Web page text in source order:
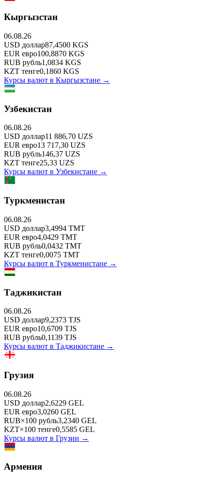
Кыргызстан
06.08.26
USD доллар87,4500 KGS
EUR евро100,8870 KGS
RUB рубль1,0834 KGS
KZT тенге0,1860 KGS
Курсы валют в Кыргызстане →
Узбекистан
06.08.26
USD доллар11 886,70 UZS
EUR евро13 717,30 UZS
RUB рубль146,37 UZS
KZT тенге25,33 UZS
Курсы валют в Узбекистане →
Туркменистан
06.08.26
USD доллар3,4994 TMT
EUR евро4,0429 TMT
RUB рубль0,0432 TMT
KZT тенге0,0075 TMT
Курсы валют в Туркменистане →
Таджикистан
06.08.26
USD доллар9,2373 TJS
EUR евро10,6709 TJS
RUB рубль0,1139 TJS
Курсы валют в Таджикистане →
Грузия
06.08.26
USD доллар2,6229 GEL
EUR евро3,0260 GEL
RUB×100 рубль3,2340 GEL
KZT×100 тенге0,5585 GEL
Курсы валют в Грузии →
Армения